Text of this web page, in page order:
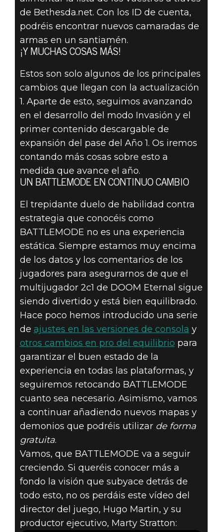
de Bethesda.net. Con los ID de cuenta,
podréis encontrar nuevos camaradas de
armas en un santiamén.
¡Y MUCHAS COSAS MÁS!
Estos son solo algunos de los principales
cambios que llegan con la actualización
1. Aparte de esto, seguimos avanzando
en el desarrollo del modo Invasión y el
primer contenido descargable de
expansión del pase del Año 1. Os iremos
contando más cosas sobre esto a
medida que avance el año.
UN BATTLEMODE EN CONTINUO CAMBIO
El trepidante duelo de habilidad contra
estrategia que conocéis como
BATTLEMODE no es una experiencia
estática. Siempre estamos muy encima
de los datos y los comentarios de los
jugadores para asegurarnos de que el
multijugador 2c1 de DOOM Eternal sigue
siendo divertido y está bien equilibrado.
Hace poco hemos introducido una serie
de ajustes en las versiones de consola y
otros cambios en pro del equilibrio para
garantizar el buen estado de la
experiencia en todas las plataformas, y
seguiremos retocando BATTLEMODE
cuanto sea necesario. Asimismo, vamos
a continuar añadiendo nuevos mapas y
demonios que podréis utilizar de forma
gratuita.
Vamos, que BATTLEMODE va a seguir
creciendo. Si queréis conocer más a
fondo la visión que subyace detrás de
todo esto, no os perdáis este vídeo del
director del juego, Hugo Martin, y su
productor ejecutivo, Marty Stratton: